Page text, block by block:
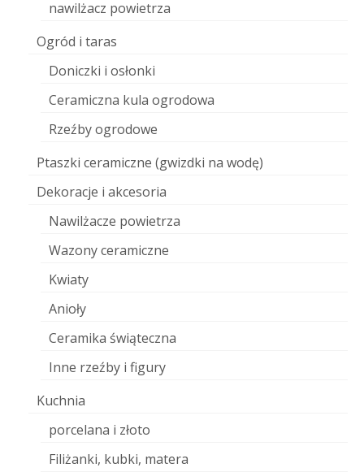
nawilżacz powietrza
Ogród i taras
Doniczki i osłonki
Ceramiczna kula ogrodowa
Rzeźby ogrodowe
Ptaszki ceramiczne (gwizdki na wodę)
Dekoracje i akcesoria
Nawilżacze powietrza
Wazony ceramiczne
Kwiaty
Anioły
Ceramika świąteczna
Inne rzeźby i figury
Kuchnia
porcelana i złoto
Filiżanki, kubki, matera